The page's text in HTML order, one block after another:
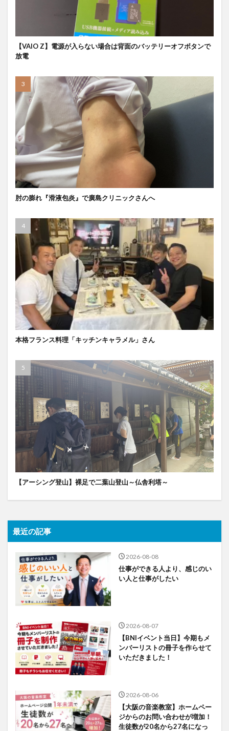
【VAIO Z】電源が入らない場合は背面のバッテリーオフボタンで
放電
肘の膨れ『滑液包炎』で廣島クリニックさんへ
本格フランス料理「キッチンキャラメル」さん
【アーシング登山】裸足で二葉山登山～仏舎利塔～
最近の記事
2026-08-08
仕事ができる人より、感じのい
い人と仕事がしたい
2026-08-07
【BNIイベント当日】今期もメ
ンバーリストの冊子を作らせて
いただきました！
2026-08-06
【大阪の音楽教室】ホームペー
ジからのお問い合わせが増加！
生徒数が20名から27名になっ